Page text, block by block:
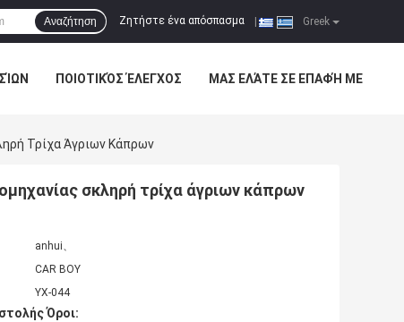
Greek
Ζητήστε ένα απόσπασμα
Αναζήτηση
ΠΟΙΟΤΙΚΌΣ ΈΛΕΓΧΟΣ ΜΑΣ ΕΛΆΤΕ ΣΕ ΕΠΑΦΉ ΜΕ
Τρίχα Άγριων Κάπρων
σκληρή τρίχα άγριων κάπρων
anhui、
CAR BOY
YX-044
Όροι: